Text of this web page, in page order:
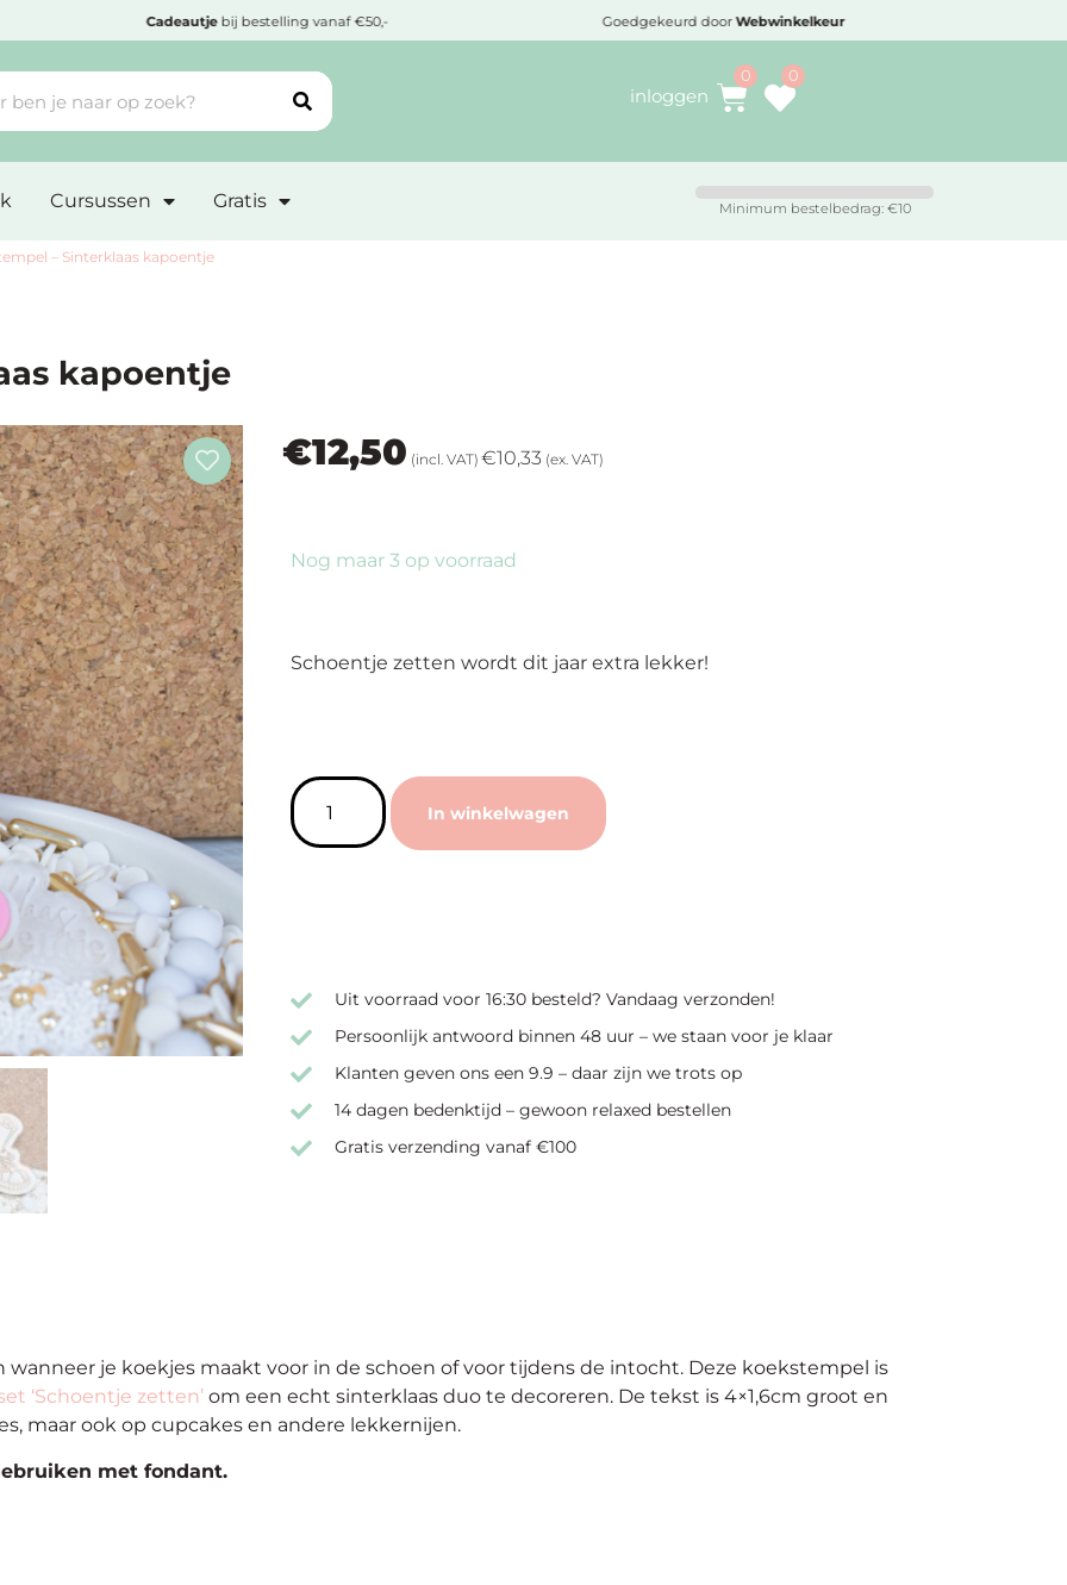
Cadeautjebij bestelling vanaf €50,- Goedgekeurd doorWebwinkelkeur
inloggen
Cursussen Gratis Minimum bestelbedrag: €10
– Sinterklaas kapoentje
kapoentje
€12,50 (incl. VAT) €10,33 (ex. VAT)
Nog maar 3 op voorraad
Schoentje zetten wordt dit jaar extra lekker!
In winkelwagen
Uit voorraad voor 16:30 besteld? Vandaag verzonden!
Persoonlijk antwoord binnen 48 uur – we staan voor je klaar
Klanten geven ons een 9.9 – daar zijn we trots op
14 dagen bedenktijd – gewoon relaxed bestellen
Gratis verzending vanaf €100
je koekjes maakt voor in de schoen of voor tijdens de intocht. Deze koekstempel is
‘Schoentje zetten’ om een echt sinterklaas duo te decoreren. De tekst is 4×1,6cm groot en
maar ook op cupcakes en andere lekkernijen.
met fondant.